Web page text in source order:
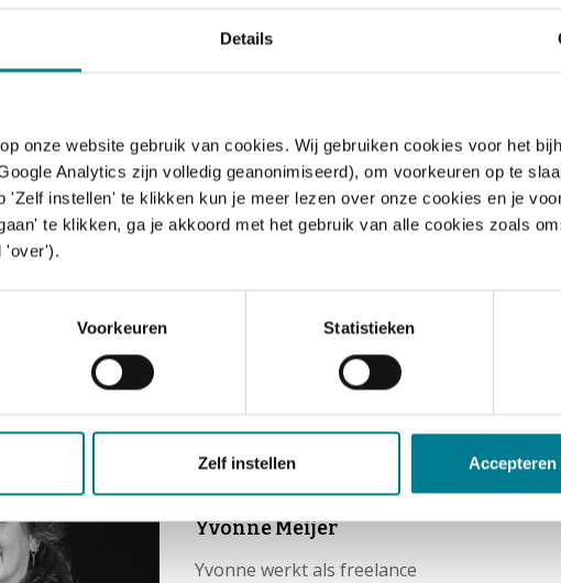
Details
onze website gebruik van cookies. Wij gebruiken cookies voor het
Analytics zijn volledig geanonimiseerd), om voorkeuren op te
'Zelf instellen' te klikken kun je meer lezen over onze cookies en je
te klikken, ga je akkoord met het gebruik van alle cookies zoals
'over').
Voorkeuren Statistieken
Zelf instellen Accepteren
om jouw gespreksvaardigheden aan te scherpen? Kies een
keuzehulp Adviesvaardigheden.
een vak
communicatievak gelukkig niet stilgestaan. ‘Communicatie is een écht
de hoeveelheid boeken die er zijn verschenen, kennis die wordt
die ik tegenkom en aan het jargon dat wordt gebruikt.
dat zorgt voor betere adviseurs. Hoewel dat jargon wel een
dat je daardoor het contact met je gesprekspartner niet verliest. Zeker in
nog wel begrijpt!’
de opleidingen of trainingen van Van der Hilst Communicatie past bij
op: 033-450 50 00 ofinfo@hilst.nl.We denken graag met je mee!
Yvonne Meijer
Yvonne werkt als freelance